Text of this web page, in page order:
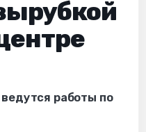
работы по